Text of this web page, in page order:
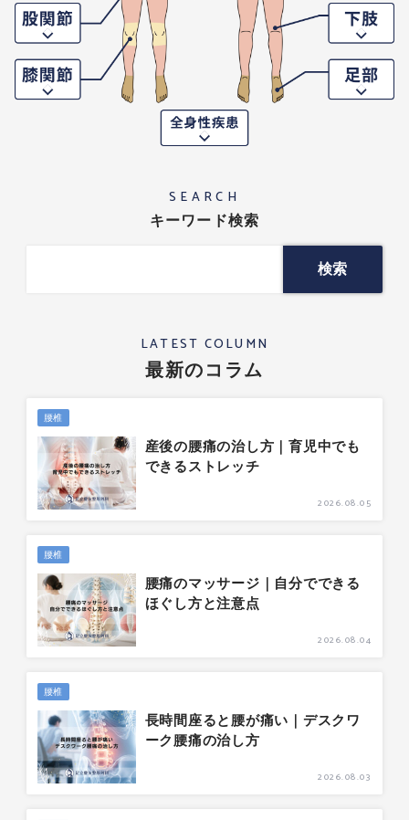
SEARCH
キーワード検索
LATEST COLUMN
最新のコラム
腰椎
産後の腰痛の治し方｜育児中でも
できるストレッチ
2026.08.05
腰椎
腰痛のマッサージ｜自分でできる
ほぐし方と注意点
2026.08.04
腰椎
長時間座ると腰が痛い｜デスクワ
ーク腰痛の治し方
2026.08.03